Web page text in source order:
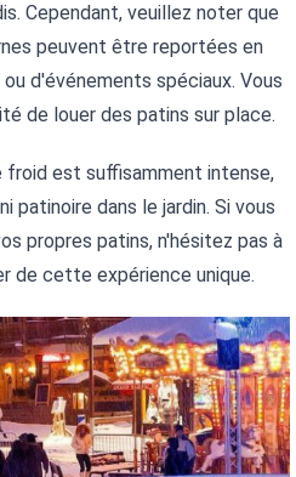
Cependant, veuillez noter que
peuvent être reportées en
d'événements spéciaux. Vous
de louer des patins sur place.
froid est suffisamment intense,
patinoire dans le jardin. Si vous
propres patins, n'hésitez pas à
de cette expérience unique.